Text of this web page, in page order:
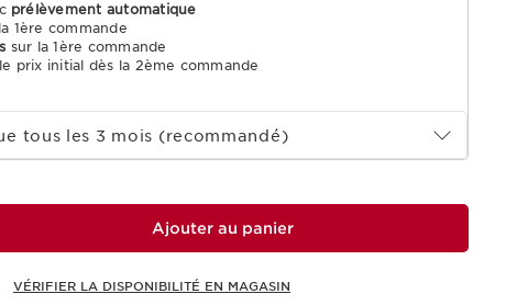
prélèvement automatique
1ère commande
sur la 1ère commande
prix initial dès la 2ème commande
tous les 3 mois (recommandé)
Ajouter au panier
VÉRIFIER LA DISPONIBILITÉ EN MAGASIN